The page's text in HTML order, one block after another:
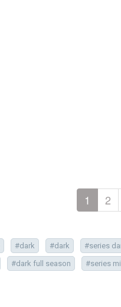
1 2
#dark #dark #series
#dark full season
#series